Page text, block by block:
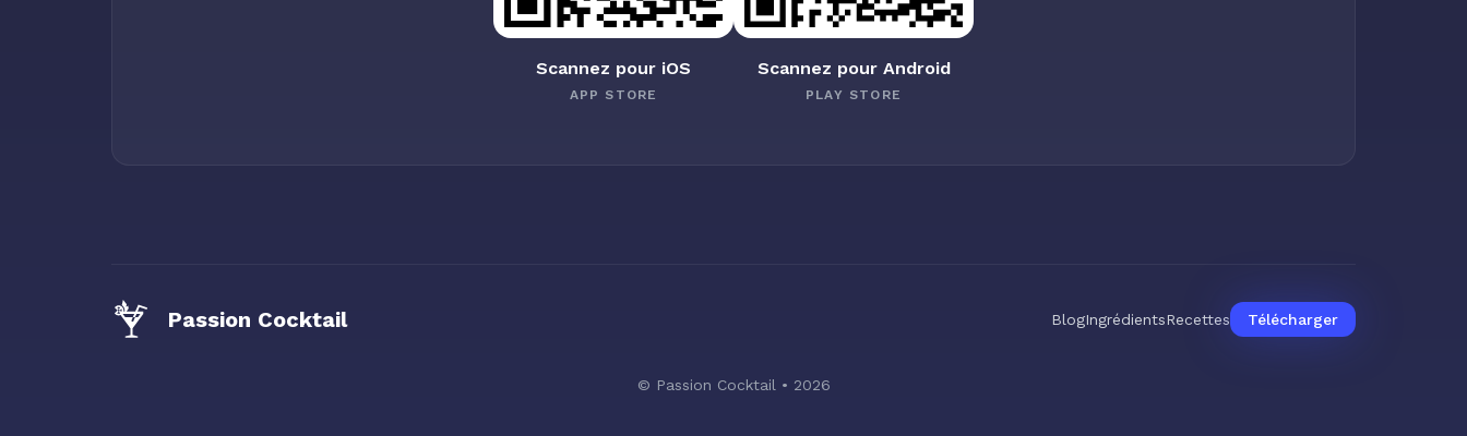
Scannez pour iOS
APP STORE
Scannez pour Android
PLAY STORE
Passion Cocktail BlogIngrédientsRecettes Télécharger
© Passion Cocktail • 2026